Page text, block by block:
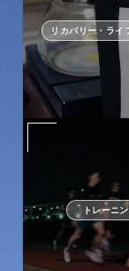
リカバリー・ライ
トレーニ